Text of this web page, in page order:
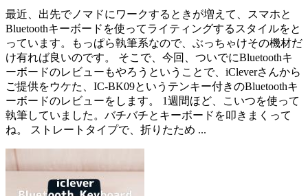
最近、出先でノマドにワークするときが増えて、スマホと
Bluetoothキーボードを使ってライティングするスタイルをと
っています。もっぱら執筆系なので、ぶっちゃけその機材だ
け有れば良いのです。 そこで、今回、ついでにBluetoothキ
ーボードのレビューもやろうということで、iCleverさんから
ご提供をウケた、IC-BK09というテンキー付きのBluetoothキ
ーボードのレビューをします。 1週間ほど、こいつを使って
執筆していました。バチバチとキーボードを叩きまくって
ね。 ストレートタイプで、折りたため ...